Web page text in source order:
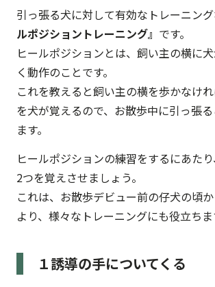
引っ張る犬に対して有効なトレーニング
ルポジショントレーニング』 です。
ヒールポジションとは、飼い主の横に
く動作のことです。
これを教えると飼い主の横を歩かなけ
を犬が覚えるので、お散歩中に引っ張
ます。
ヒールポジションの練習をするにあた
2つを覚えさせましょう。
これは、お散歩デビュー前の仔犬の頃
より、様々なトレーニングにも役立ちま
１誘導の手についてくる